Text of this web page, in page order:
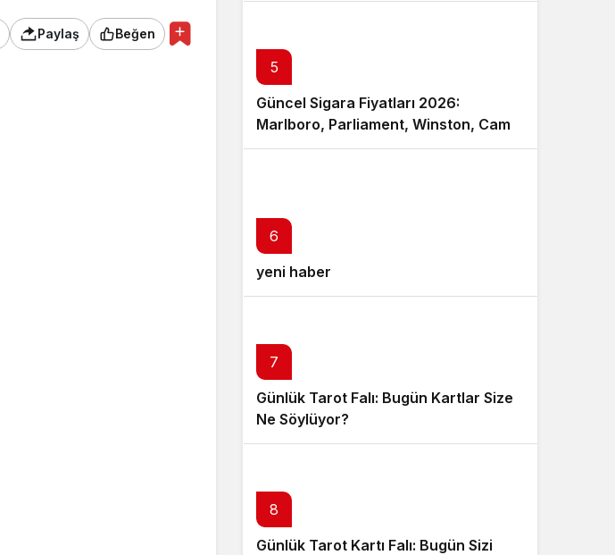
Paylaş Beğen
5
Güncel Sigara Fiyatları 2026:
Marlboro, Parliament, Winston, Camel
ve Tüm Sigara Markalarının Zamlı
6
yeni haber
7
Günlük Tarot Falı: Bugün Kartlar Size
Ne Söylüyor?
8
Günlük Tarot Kartı Falı: Bugün Sizi